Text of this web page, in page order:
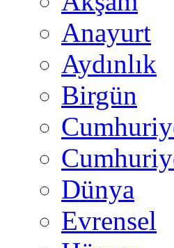
Anayurt
Aydınlık
Birgün
Dünya
Evrensel